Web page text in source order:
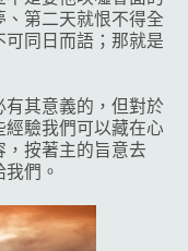
第二天就恨不得全
同日而語；那就是
其意義的，但對於
經驗我們可以藏在心
按著主的旨意去
們。